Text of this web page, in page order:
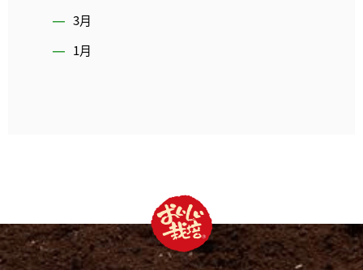
3月
1月